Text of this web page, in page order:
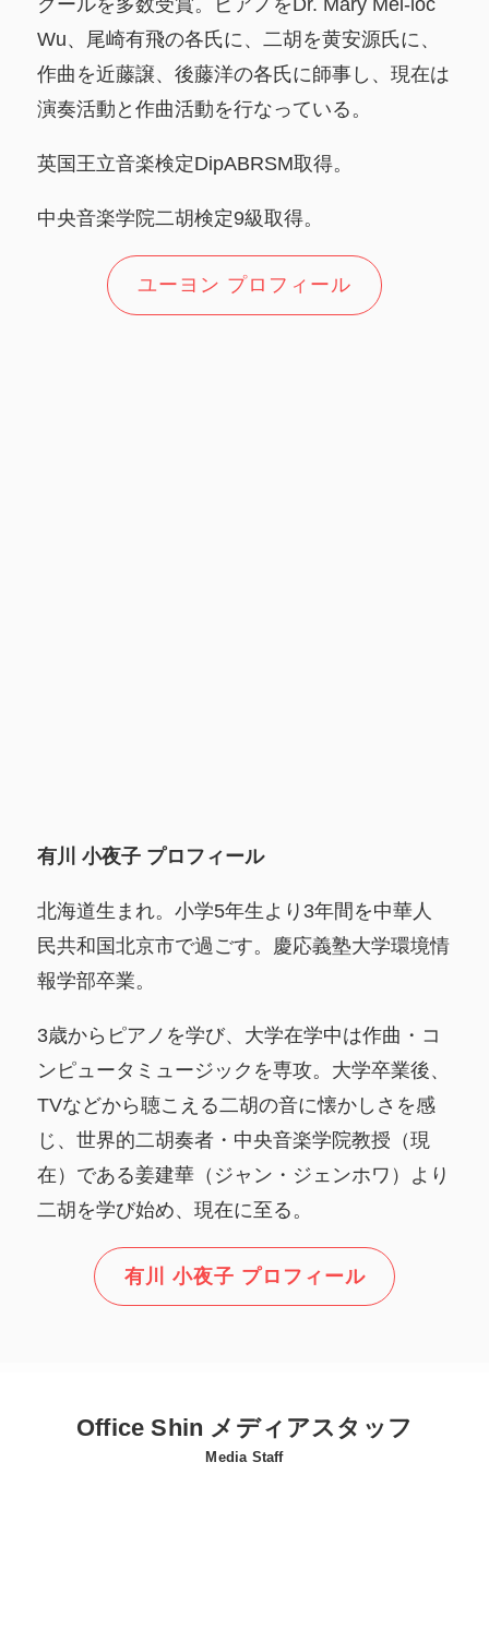
クールを多数受賞。ピアノをDr. Mary Mei-loc
Wu、尾崎有飛の各氏に、二胡を黄安源氏に、
作曲を近藤譲、後藤洋の各氏に師事し、現在は
演奏活動と作曲活動を行なっている。
英国王立音楽検定DipABRSM取得。
中央音楽学院二胡検定9級取得。
ユーヨン プロフィール
有川 小夜子 プロフィール
北海道生まれ。小学5年生より3年間を中華人
民共和国北京市で過ごす。慶応義塾大学環境情
報学部卒業。
3歳からピアノを学び、大学在学中は作曲・コ
ンピュータミュージックを専攻。大学卒業後、
TVなどから聴こえる二胡の音に懐かしさを感
じ、世界的二胡奏者・中央音楽学院教授（現
在）である姜建華（ジャン・ジェンホワ）より
二胡を学び始め、現在に至る。
有川 小夜子 プロフィール
Office Shin メディアスタッフ
Media Staff